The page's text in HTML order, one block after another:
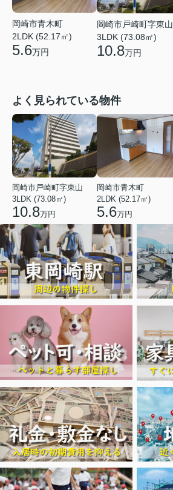
岡崎市青木町
2LDK (52.17㎡)
5.6万円
岡崎市戸崎町字東山
3LDK (73.08㎡)
10.8万円
よく見られている物件
岡崎市戸崎町字東山
3LDK (73.08㎡)
10.8万円
岡崎市青木町
2LDK (52.17㎡)
5.6万円